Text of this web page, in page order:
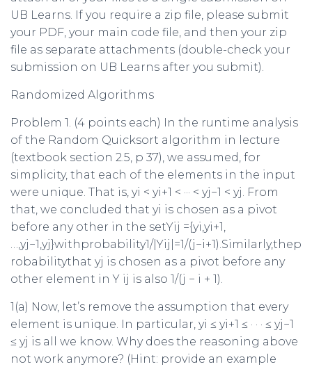
UB Learns. If you require a zip file, please submit
your PDF, your main code file, and then your zip
file as separate attachments (double-check your
submission on UB Learns after you submit).
Randomized Algorithms
Problem 1. (4 points each) In the runtime analysis
of the Random Quicksort algorithm in lecture
(textbook section 2.5, p 37), we assumed, for
simplicity, that each of the elements in the input
were unique. That is, yi < yi+1 < ··· < yj−1 < yj. From
that, we concluded that yi is chosen as a pivot
before any other in the setYij ={yi,yi+1,
…,yj−1,yj}withprobability1/|Yij =1/(j−i+1).Similarly,thep
robabilitythat yj is chosen as a pivot before any
other element inY ij is also 1/(j − i + 1).
1(a) Now, let’s remove the assumption that every
element is unique. In particular, yi ≤ yi+1 ≤ · · · ≤ yj−1
≤ yj is all we know. Why does the reasoning above
not work anymore? (Hint: provide an example